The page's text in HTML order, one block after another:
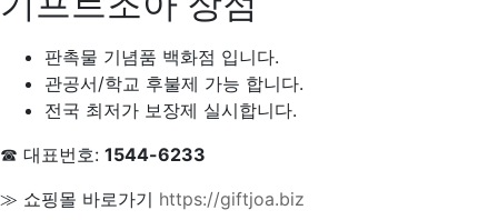
판촉물 기념품 백화점 입니다.
관공서/학교 후불제 가능 합니다.
전국 최저가 보장제 실시합니다.
☎ 대표번호: 1544-6233
≫ 쇼핑몰 바로가기 https://giftjoa.biz